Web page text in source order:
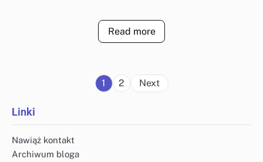
Read more
Posts
1 2 Next
Linki
Nawiąż kontakt
Archiwum bloga